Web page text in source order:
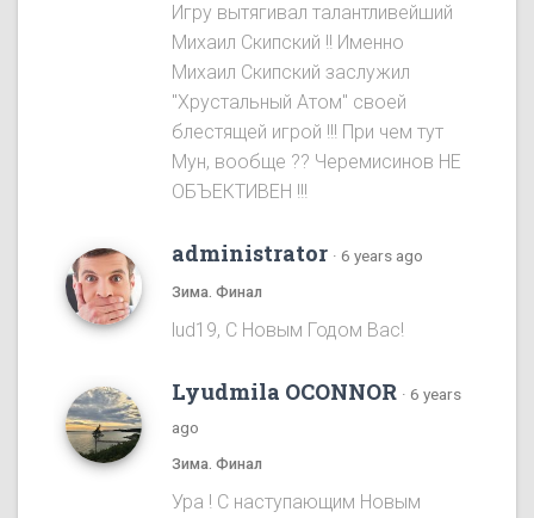
Игру вытягивал талантливейший
Михаил Скипский !! Именно
Михаил Скипский заслужил
"Хрустальный Атом" своей
блестящей игрой !!! При чем тут
Мун, вообще ?? Черемисинoв НЕ
ОБЪЕКТИВЕН !!!
administrator · 6 years ago
Зима. Финал
lud19, С Новым Годом Вас!
Lyudmila OCONNOR · 6 years
ago
Зима. Финал
Ура ! С наступающим Новым